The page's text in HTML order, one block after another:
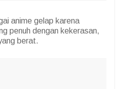
anime gelap karena
penuh dengan kekerasan,
berat.